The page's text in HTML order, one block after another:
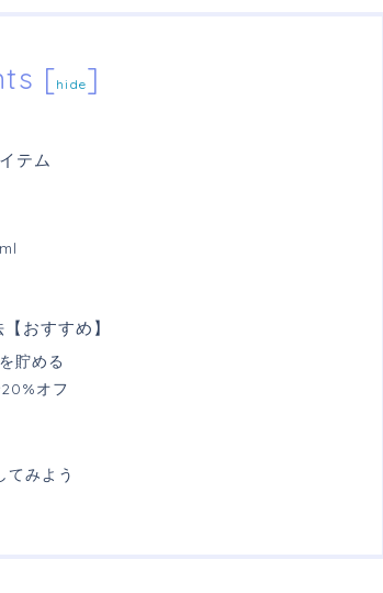
[hide]
テム
おすすめ】
貯める
オフ
みよう